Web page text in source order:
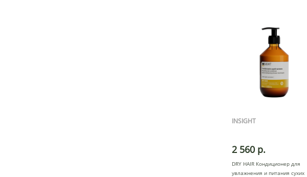
INSIGHT
2 560 р.
DRY HAIR Кондиционер для
увлажнения и питания сухих